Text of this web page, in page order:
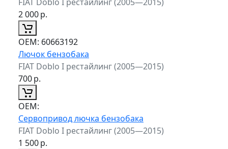
2 000р.
ОЕМ: 60663192
Лючок бензобака
FIAT Doblo I рестайлинг (2005—2015)
700р.
ОЕМ:
Сервопривод лючка бензобака
FIAT Doblo I рестайлинг (2005—2015)
1 500р.